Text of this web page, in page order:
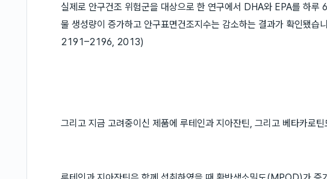
실제로 안구건조 위험군을 대상으로 한 연구에서 DHA와 EPA를 하
물 생성량이 증가하고 안구표면건조지수는 감소하는 결과가 확인
2191–2196, 2013)
그리고 지금 고려중이신 제품에 루테인과 지아잔틴, 그리고 베타카로